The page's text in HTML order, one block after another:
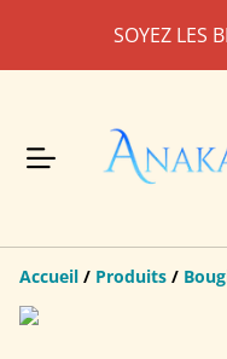
SOYEZ LES
Accueil / Produits /